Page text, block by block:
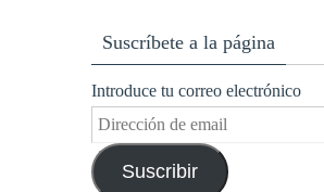
Suscríbete a la página
Introduce tu correo electrónico
Dirección
de
emailSuscribir